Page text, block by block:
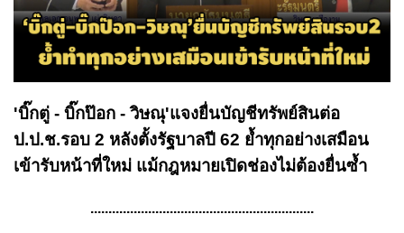
'บิ๊กตู่ - บิ๊กป๊อก - วิษณุ'แจงยื่นบัญชีทรัพย์สินต่อ
ป.ป.ช.รอบ 2 หลังตั้งรัฐบาลปี 62 ย้ำทุกอย่างเสมือน
เข้ารับหน้าที่ใหม่ แม้กฎหมายเปิดช่องไม่ต้องยื่นซ้ำ
..............................................................